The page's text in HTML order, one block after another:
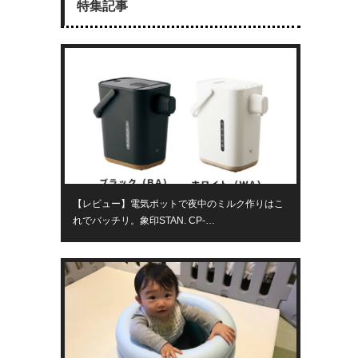
特集記事
【レビュー】電気ポットで夜中のミルク作りはこ
れでバッチリ。象印STAN. CP-…